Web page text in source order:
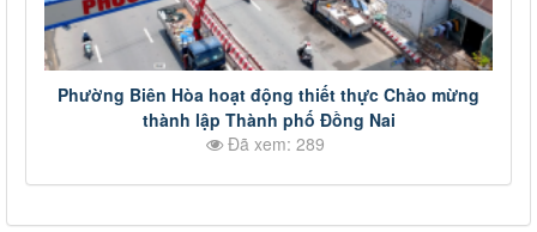
Phường Biên Hòa hoạt động thiết thực Chào mừng
thành lập Thành phố Đồng Nai
Đã xem: 289